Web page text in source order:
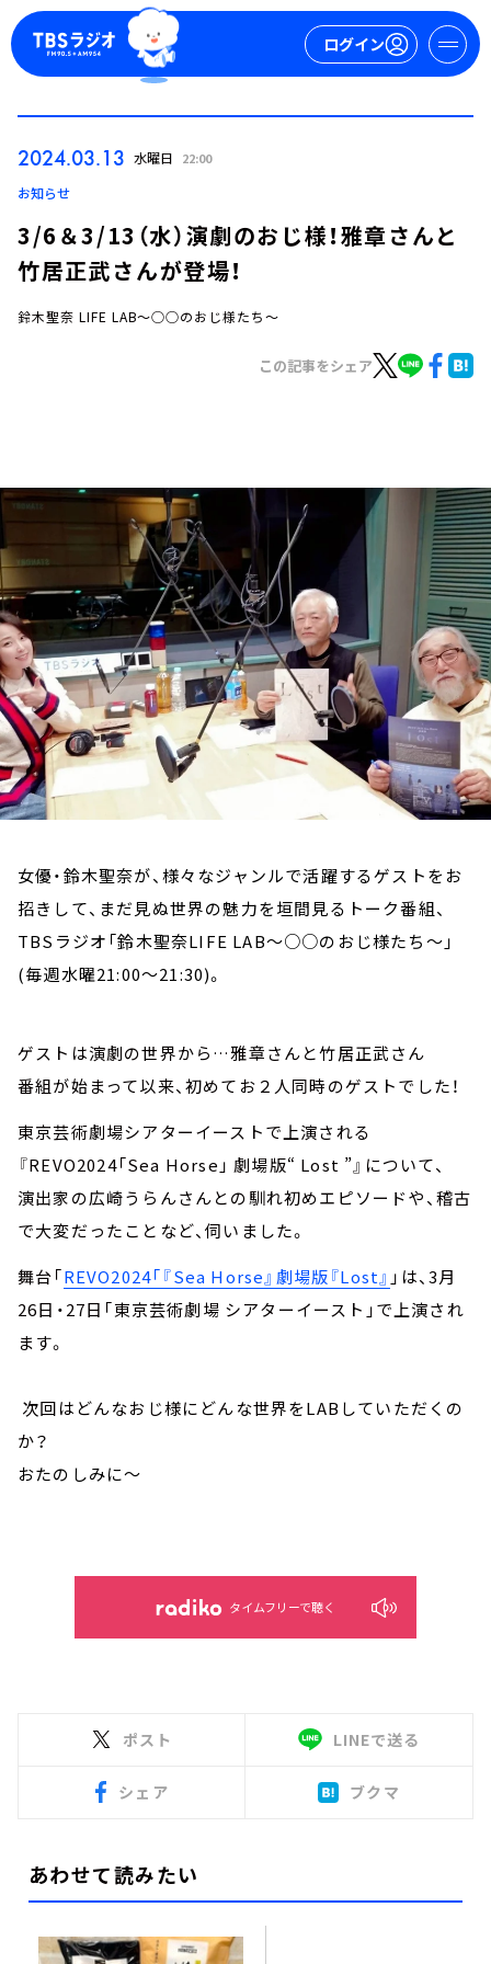
ログイン
お知らせ
イベント・グッズ
YouTube
会社情報
2024.03.13 水曜日 22:00
お知らせ
3/6＆3/13（水）演劇のおじ様！雅章さんと
竹居正武さんが登場！
鈴木聖奈 LIFE LAB～○○のおじ様たち～
この記事をシェア
女優・鈴木聖奈が、様々なジャンルで活躍するゲストをお
招きして、まだ見ぬ世界の魅力を垣間見るトーク番組、
TBSラジオ「鈴木聖奈LIFE LAB～○○のおじ様たち～」
(毎週水曜21:00～21:30)。
ゲストは演劇の世界から…雅章さんと竹居正武さん
番組が始まって以来、初めてお２人同時のゲストでした！
東京芸術劇場シアターイーストで上演される
『REVO2024「Sea Horse」 劇場版“ Lost ”』について、
演出家の広崎うらんさんとの馴れ初めエピソードや、稽古
で大変だったことなど、伺いました。
舞台「REVO2024「『Sea Horse』劇場版『Lost』 」は、3月
26日・27日「東京芸術劇場 シアターイースト」で上演され
ます。
次回はどんなおじ様にどんな世界をLABしていただくの
か？
おたのしみに～
タイムフリーで聴く
ポスト LINEで送る
シェア ブクマ
あわせて読みたい